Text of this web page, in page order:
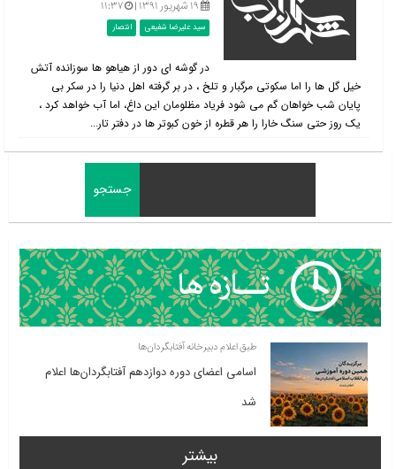
۱۹ شهریور ۱۳۹۱ | ۱۱:۳۷
سید علیرضا شفیعی انتصار
در گوشه ای دور از هیاهو ها سوزانده آتش
خیل گل ها را اما سکوتی مرگبار و تلخ ، در بر گرفته اهل دنیا را در سکر بی
پایان شب خواهان گم می شود فریاد مظلومان این داغ، اما آب خواهد کرد ،
یک روز حتی سنگ خارا را هر قطره از خون کبوتر ها در دفتر تار...
طبق اعلام دبیرخانه آفتابگردان‌ها
اسامی اعضای دوره دوازدهم آفتابگردان‌ها اعلام
شد
بیشتر